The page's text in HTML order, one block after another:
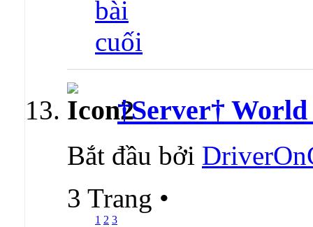
†Server†
Bắt đầu bởi
3 Trang •
1 2 3